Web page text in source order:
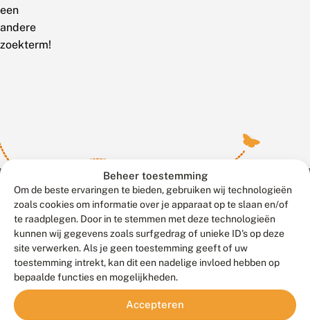
Beheer toestemming
Om de beste ervaringen te bieden, gebruiken wij technologieën
zoals cookies om informatie over je apparaat op te slaan en/of
te raadplegen. Door in te stemmen met deze technologieën
kunnen wij gegevens zoals surfgedrag of unieke ID's op deze
site verwerken. Als je geen toestemming geeft of uw
toestemming intrekt, kan dit een nadelige invloed hebben op
bepaalde functies en mogelijkheden.
Accepteren
een
andere
zoekterm!
Contact
Veelgestelde vragen
Meld waarnemingen© 2026 Vlinderstichting
Duurzaam ontwikkeld door
Go2People
, ontworpen door
Blue Field Agency
Privacy
Disclaimer
Sitemap